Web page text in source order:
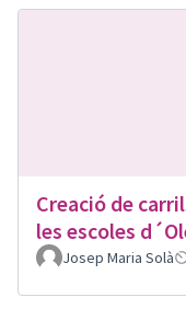
Creació de
les escoles
Josep Maria Solà